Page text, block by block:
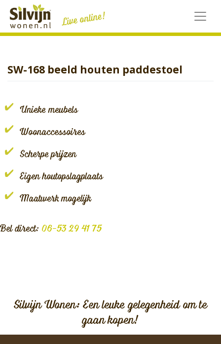
Skip
content
SW-168 beeld houten paddestoel
Unieke meubels
Woonaccessoires
Scherpe prijzen
Eigen houtopslagplaats
Maatwerk mogelijk
Bel direct: 06-53 29 41 75
Silvijn Wonen: Een leuke gelegenheid om te
gaan kopen!